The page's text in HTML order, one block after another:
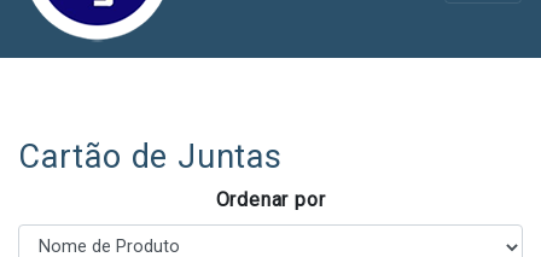
Cartão de Juntas
Ordenar por